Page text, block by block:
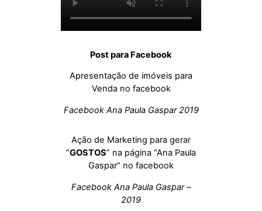
Post para Facebook
Apresentação de imóveis para
Venda no facebook
Facebook Ana Paula Gaspar 2019
Ação de Marketing para gerar
“GOSTOS” na página “Ana Paula
Gaspar” no facebook
Facebook Ana Paula Gaspar –
2019